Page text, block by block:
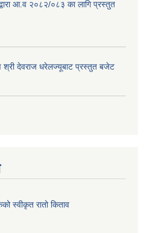
आ.व २०८२/०८३ का लागि प्रस्तुत
श्री देवराज धरेलज्यूबाट प्रस्तुत बजेट
स्वीकृत रातो किताव